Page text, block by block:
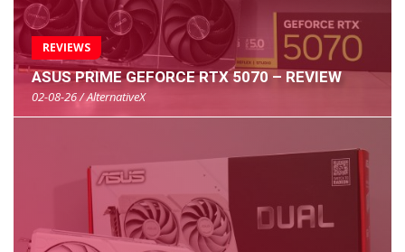
REVIEWS
ASUS PRIME GEFORCE RTX 5070 – REVIEW
02-08-26 / AlternativeX